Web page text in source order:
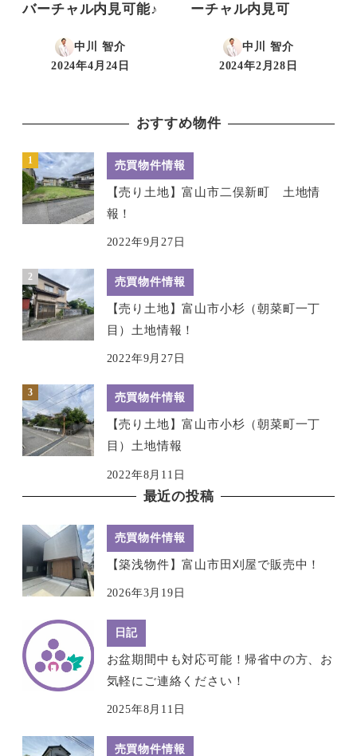
バーチャル内見可能♪
中川 智介
投稿日
2024年4月24日
ーチャル内見可
中川 智介
投稿日
2024年2月28日
おすすめ物件
売買物件情報
【売り土地】富山市二俣新町 土地情
報！
2022年9月27日
売買物件情報
【売り土地】富山市小杉（朝菜町一丁
目）土地情報！
2022年9月27日
売買物件情報
【売り土地】富山市小杉（朝菜町一丁
目）土地情報
2022年8月11日
最近の投稿
売買物件情報
【築浅物件】富山市田刈屋で販売中！
2026年3月19日
日記
お盆期間中も対応可能！帰省中の方、お
気軽にご連絡ください！
2025年8月11日
売買物件情報